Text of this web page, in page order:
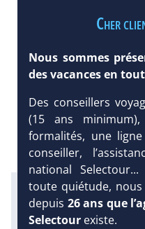
Excursions en petit
notre partenaire
Attitude
Cher
Nous sommes
des vacances en
Des conseillers
(15 ans
formalités, une
conseiller,
national
toute quiétude,
depuis 26 ans que
Selectour existe.